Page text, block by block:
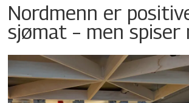
Nordmenn er
sjømat – men spiser